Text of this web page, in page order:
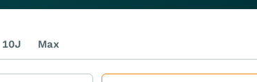
10J Max